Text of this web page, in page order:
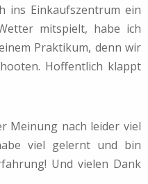
ins Einkaufszentrum ein
mitspielt, habe ich
Praktikum, denn wir
Hoffentlich klappt
Meinung nach leider viel
viel gelernt und bin
Und vielen Dank